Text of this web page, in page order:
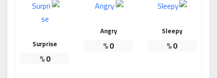
Sleepy
0
%
Angry
0
%
Surprise
0
%